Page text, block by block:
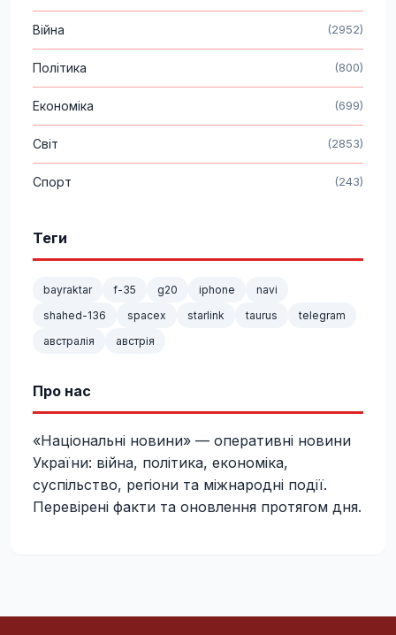
Війна (2952)
Політика (800)
Економіка (699)
Світ (2853)
Спорт (243)
Теги
bayraktar f-35 g20 iphone
navi
shahed-136
spacex starlink taurus
telegram
австралія
австрія
Про нас
«Національні новини» — оперативні новини
України: війна, політика, економіка,
суспільство, регіони та міжнародні події.
Перевірені факти та оновлення протягом дня.